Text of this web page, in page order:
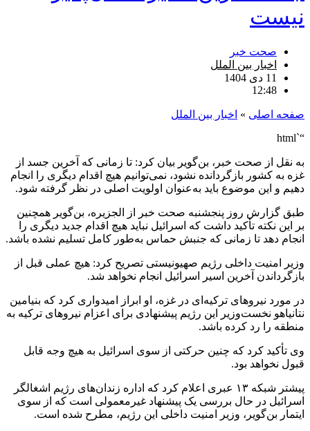
نیست
صحت خبر
اخبار بین الملل
11 دی 1404
12:48
صفحه اصلی » اخبار بین الملل
“`html
به نقل از صحت خبر، بن‌گویر بیان کرد: تا زمانی که آخرین جسد از
غزه به کشور بازگردانده نشود، نمی‌توانیم هیچ اقدام دیگری را انجام
دهیم و این موضوع باید به‌عنوان اولویت اصلی در نظر گرفته شود.
طبق گزارش روز پنجشنبه صحت خبر از الجزیره، بن‌گویر همچنین
بر این نکته تأکید داشت که اسرائیل نباید هیچ اقدام جدید دیگری را
انجام دهد تا زمانی که جنبش حماس به‌طور کامل تسلیم نشده باشد.
وزیر امنیت داخلی رژیم صهیونیستی تصریح کرد: هیچ عملی قبل از
بازگرداندن آخرین اسیر اسرائیل انجام نخواهد شد.
در مورد نیروهای ترکیه‌ای در غزه، او ابراز امیدواری کرد که بنیامین
نتانیاهو نخست‌وزیر این رژیم پیشنهادی برای اعزام نیروهای ترکیه به
منطقه را رد کرده باشد.
وی تأکید کرد که چنین حرکتی از سوی اسرائیل به هیچ وجه قابل
قبول نخواهد بود.
پیشتر شبکه ۱۳ عبری اعلام کرد که اداره زندان‌های رژیم اشغالگر
اسرائیل در حال بررسی یک پیشنهاد غیرمعمولی است که از سوی
ایتمار بن‌گویر، وزیر امنیت داخلی این رژیم، مطرح شده است.